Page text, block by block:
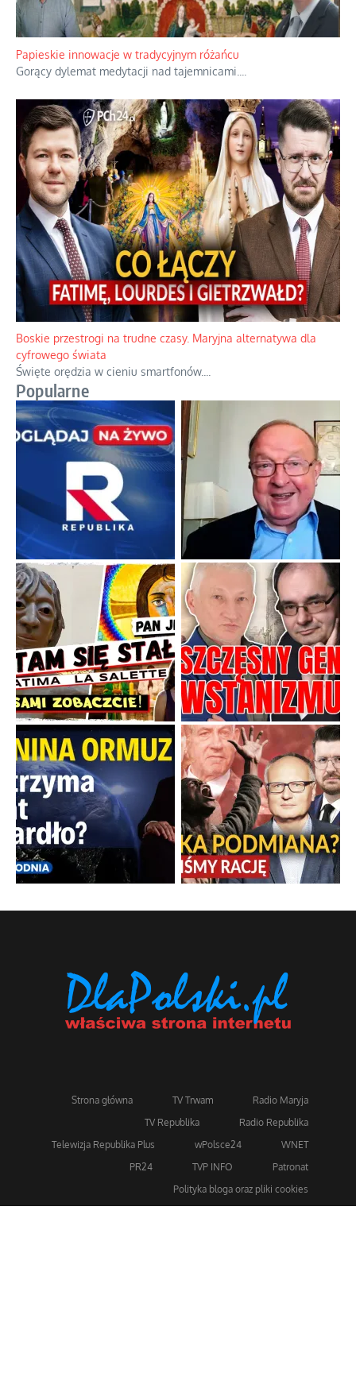
Papieskie innowacje w tradycyjnym różańcu
Gorący dylemat medytacji nad tajemnicami.
Boskie przestrogi na trudne czasy. Maryjna alternatywa dla
cyfrowego świata
Święte orędzia w cieniu smartfonów.
Popularne
Strona główna TV Trwam
Radio Maryja
TV Republika
Radio Republika
Telewizja Republika Plus
wPolsce24
WNET
PR24
TVP INFO
Patronat
Polityka bloga oraz pliki cookies